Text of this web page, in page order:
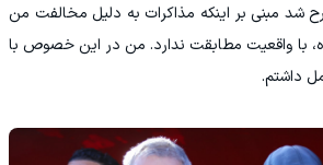
شد مبنی بر اینکه مذاکرات به دلیل مخالفت من
با واقعیت مطابقت ندارد. من در این خصوص با
داشتم.